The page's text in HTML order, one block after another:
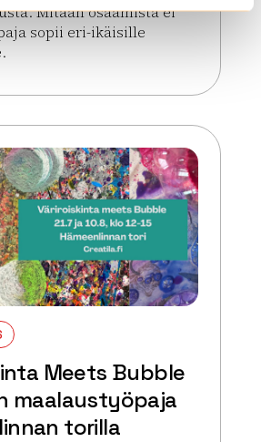
Mitään osaamista ei
sopii eri-ikäisille
Väriroiskinta Meets
Meets Bubble
maalaustyöpaja
torilla